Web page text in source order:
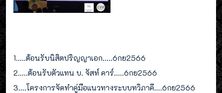
1.....ต้อนรับนิสิตปริญญาเอก.....6กย2566
2.....ต้อนรับตัวแทน บ. จัสท์ คาร์.....6กย2566
3....โครงการจัดทำคู่มือแนวทางระบบทวิภาคี....6กย2566